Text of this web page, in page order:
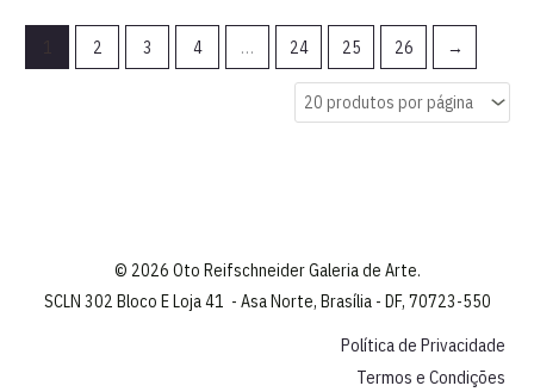
2 3 4 … 24 25 26 →
© 2026 Oto Reifschneider Galeria de Arte.
SCLN 302 Bloco E Loja 41 - Asa Norte, Brasília - DF, 70723-550
Política de Privacidade
Termos e Condições